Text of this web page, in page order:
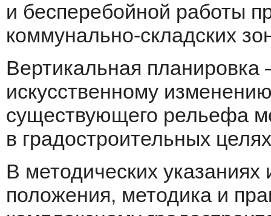
и бесперебойной работы
коммунально-складских
Вертикальная
искусственному
существующего рельефа
в градостроительных
В методических
положения, методика и